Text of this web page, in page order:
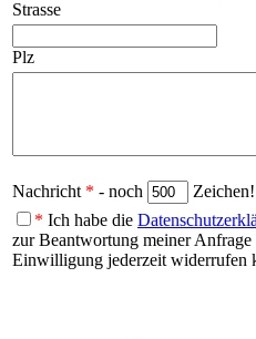
Strasse
Plz
Nachricht * - noch
Zeichen!
* Ich habe die
zur Beantwortung meiner Anfrage
Einwilligung jederzeit widerrufen